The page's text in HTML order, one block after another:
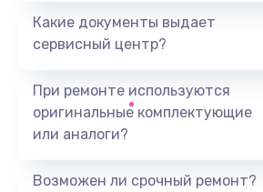
Какие документы выдает
сервисный центр?
При ремонте используются
оригинальные комплектующие
или аналоги?
Возможен ли срочный ремонт?